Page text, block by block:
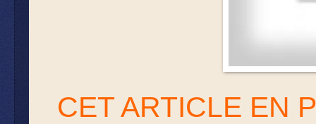
CET ARTICLE EN